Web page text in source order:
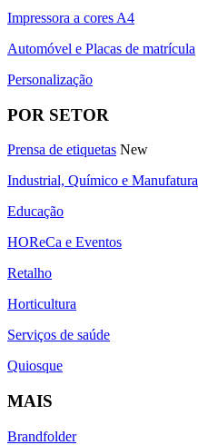
Impressora a cores A4
Automóvel e Placas de matrícula
Personalização
POR SETOR
Prensa de etiquetas New
Industrial, Químico e Manufatura
Educação
HOReCa e Eventos
Retalho
Horticultura
Serviços de saúde
Quiosque
MAIS
Brandfolder